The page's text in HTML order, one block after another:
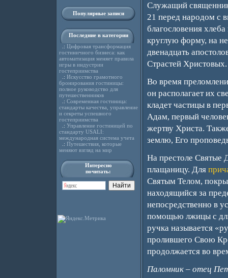
Популярные записи
Последние в категории
.: Цифровая трансформация
гостиничного бизнеса: как
автоматизация меняет правила
игры в индустрии
гостеприимства
.: Искусство грамотного
бронирования гостиницы:
полное руководство для
путешественников
.: Современная гостиница:
стандарты качества, управление
и секреты успешного
гостеприимства
.: Управление гостиницей по
стандарту USALI:
международная система учета
.: Путешествия, которые
меняют взгляд на мир
Интересно
почитать:
Служащий
21 перед народом с
благословения
круглую форму, на
двенадцать
Страстей Христовых.
Во время
он располагает их
кладет частицы в
Адам, первый
жертву Христа.
землю, Его
На престоле
плащаницу. Для
Святым Телом,
находящийся за
непосредственно в
помощью лжицы с
ручка называется
пролившего Свою
продолжается во
Паломник – отец